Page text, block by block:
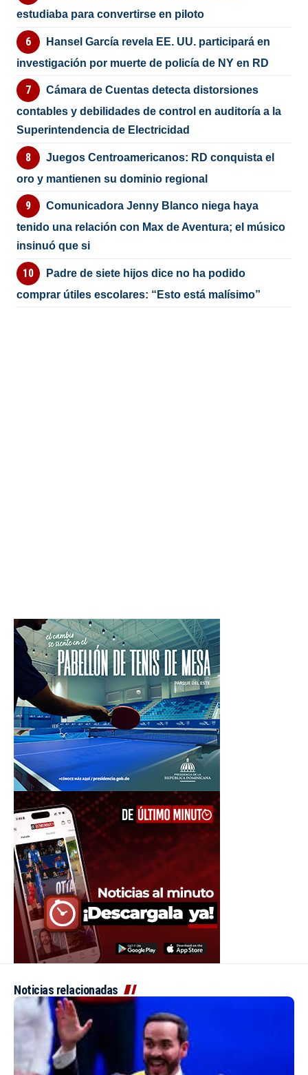
estudiaba para convertirse en piloto
Hansel García revela EE. UU. participará en
investigación por muerte de policía de NY en RD
Cámara de Cuentas detecta distorsiones
contables y debilidades de control en auditoría a la
Superintendencia de Electricidad
Juegos Centroamericanos: RD conquista el
oro y mantienen su dominio regional
Comunicadora Jenny Blanco niega haya
tenido una relación con Max de Aventura; el músico
insinuó que si
Padre de siete hijos dice no ha podido
comprar útiles escolares: “Esto está malísimo”
Noticias relacionadas